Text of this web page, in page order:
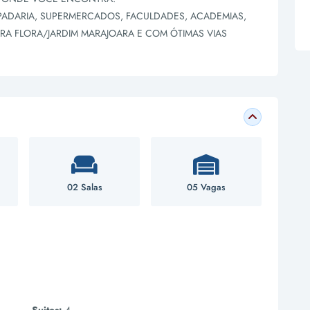
SUPERMERCADOS, FACULDADES, ACADEMIAS,
FLORA/JARDIM MARAJOARA E COM ÓTIMAS VIAS
02 Salas 05 Vagas